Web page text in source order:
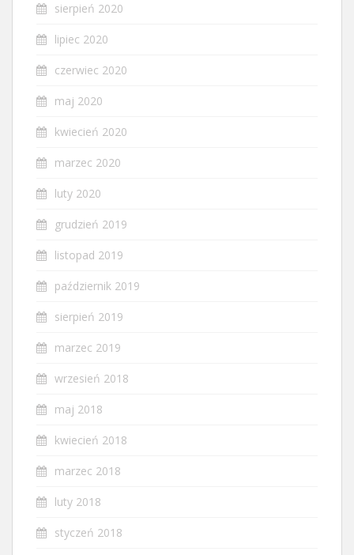
sierpień 2020
lipiec 2020
czerwiec 2020
maj 2020
kwiecień 2020
marzec 2020
luty 2020
grudzień 2019
listopad 2019
październik 2019
sierpień 2019
marzec 2019
wrzesień 2018
maj 2018
kwiecień 2018
marzec 2018
luty 2018
styczeń 2018